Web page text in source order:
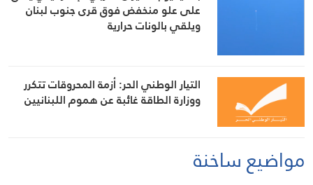
على علو منخفض فوق قرى جنوب لبنان
ويلقي بالونات حرارية
التيار الوطني الحر: أزمة المحروقات تتكرر
ووزارة الطاقة غائبة عن هموم اللبنانيين
مواضيع ساخنة